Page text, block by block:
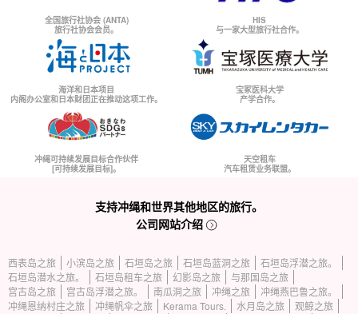
全国旅行社协会 (ANTA)
旅行社协会会员。
HIS
与一家大型旅行社合作。
海洋和日本项目
内阁办公室和日本财团正在推动这项工作。
宝冢医科大学
产学合作。
冲绳可持续发展目标合作伙伴
[可持续发展目标]。
天空租车
汽车租赁业务联盟。
支持冲绳和世界其他地区的旅行。
公司网站介绍
西表岛之旅 小滨岛之旅 石垣岛之旅 石垣岛蓝洞之旅
石垣岛浮潜之旅。
石垣岛潜水之旅。
石垣岛租车之旅 幻影岛之旅
与那国岛之旅
宫古岛之旅
宫古岛浮潜之旅。 南瓜洞之旅 冲绳之旅
冲绳燕巴鲁之旅。
冲绳恩纳村庄之旅
冲绳帆伞之旅 Kerama Tours. 水月岛之旅
观鲸之旅